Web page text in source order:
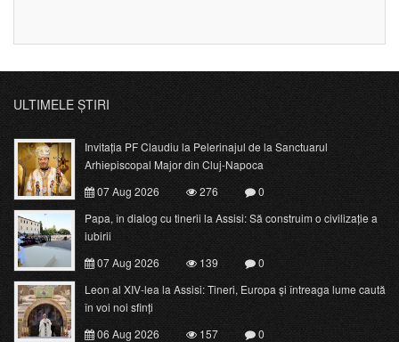
ULTIMELE ȘTIRI
Invitația PF Claudiu la Pelerinajul de la Sanctuarul
Arhiepiscopal Major din Cluj-Napoca
07 Aug 2026
276
0
Papa, în dialog cu tinerii la Assisi: Să construim o civilizație a
iubirii
07 Aug 2026
139
0
Leon al XIV-lea la Assisi: Tineri, Europa și întreaga lume caută
în voi noi sfinți
06 Aug 2026
157 0